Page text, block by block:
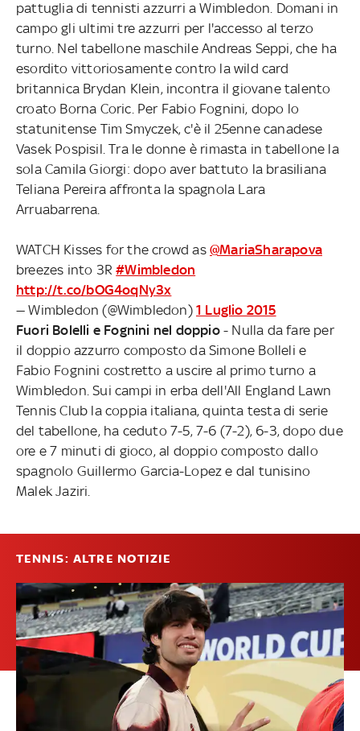
pattuglia di tennisti azzurri a Wimbledon. Domani in
campo gli ultimi tre azzurri per l'accesso al terzo
turno. Nel tabellone maschile Andreas Seppi, che ha
esordito vittoriosamente contro la wild card
britannica Brydan Klein, incontra il giovane talento
croato Borna Coric. Per Fabio Fognini, dopo lo
statunitense Tim Smyczek, c'è il 25enne canadese
Vasek Pospisil. Tra le donne è rimasta in tabellone la
sola Camila Giorgi: dopo aver battuto la brasiliana
Teliana Pereira affronta la spagnola Lara
Arruabarrena.
WATCH Kisses for the crowd as @MariaSharapova
breezes into 3R#Wimbledon
http://t.co/bOG4oqNy3x
— Wimbledon (@Wimbledon) 1 Luglio 2015
Fuori Bolelli e Fognini nel doppio- Nulla da fare per
il doppio azzurro composto da Simone Bolleli e
Fabio Fognini costretto a uscire al primo turno a
Wimbledon. Sui campi in erba dell'All England Lawn
Tennis Club la coppia italiana, quinta testa di serie
del tabellone, ha ceduto 7-5, 7-6 (7-2), 6-3, dopo due
ore e 7 minuti di gioco, al doppio composto dallo
spagnolo Guillermo Garcia-Lopez e dal tunisino
Malek Jaziri.
TENNIS: ALTRE NOTIZIE